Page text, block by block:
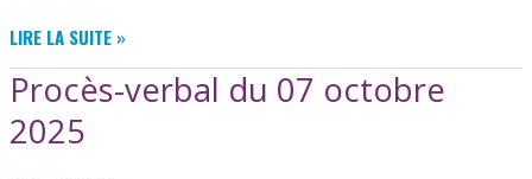
PROCÈS-
VERBAL
DU
25
NOVEMBRE
LIRE LA SUITE »
Procès-verbal du 07 octobre
2025